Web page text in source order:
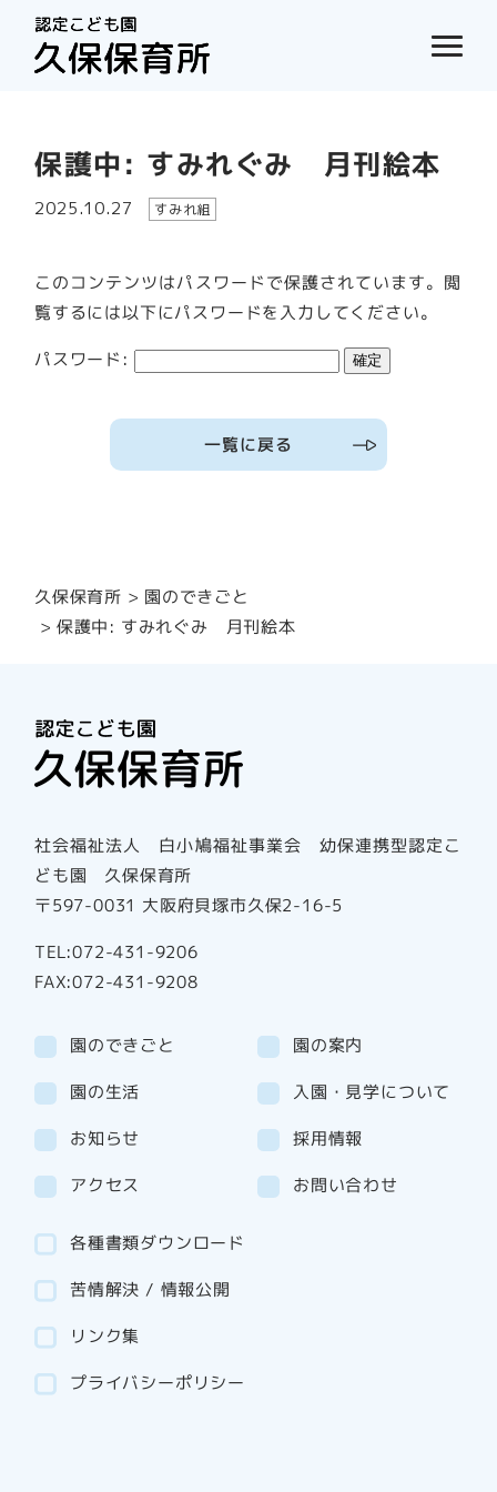
保護中: すみれぐみ 月刊絵本
2025.10.27 すみれ組
このコンテンツはパスワードで保護されています。閲
覧するには以下にパスワードを入力してください。
パスワード:
一覧に戻る
久保保育所 園のできごと
保護中: すみれぐみ 月刊絵本
社会福祉法人 白小鳩福祉事業会 幼保連携型認定こ
ども園 久保保育所
〒597-0031 大阪府貝塚市久保2-16-5
TEL:072-431-9206
FAX:072-431-9208
園のできごと 園の案内
園の生活 入園・見学について
お知らせ
採用情報
アクセス
お問い合わせ
各種書類ダウンロード
苦情解決 / 情報公開
リンク集
プライバシーポリシー